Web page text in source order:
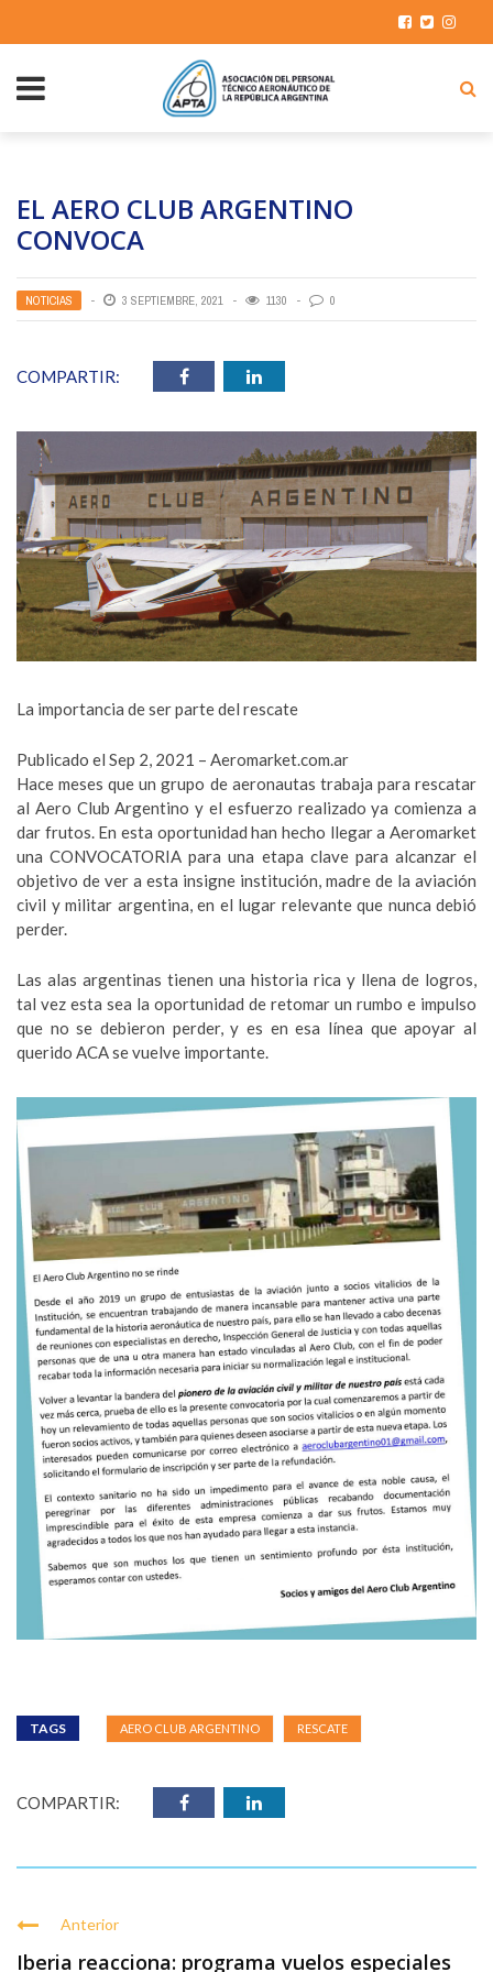
EL AERO CLUB ARGENTINO
CONVOCA
NOTICIAS 3 SEPTIEMBRE, 2021 1130 0
COMPARTIR:
La importancia de ser parte del rescate
Publicado el Sep 2, 2021 – Aeromarket.com.ar
Hace meses que un grupo de aeronautas trabaja para rescatar
al Aero Club Argentino y el esfuerzo realizado ya comienza a
dar frutos. En esta oportunidad han hecho llegar a Aeromarket
una CONVOCATORIA para una etapa clave para alcanzar el
objetivo de ver a esta insigne institución, madre de la aviación
civil y militar argentina, en el lugar relevante que nunca debió
perder.
Las alas argentinas tienen una historia rica y llena de logros,
tal vez esta sea la oportunidad de retomar un rumbo e impulso
que no se debieron perder, y es en esa línea que apoyar al
querido ACA se vuelve importante.
TAGS AERO CLUB ARGENTINO RESCATE
COMPARTIR:
Anterior
Iberia reacciona: programa vuelos especiales